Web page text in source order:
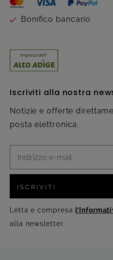
Bonifico bancario
Iscriviti alla nostra
Notizie e offerte
posta elettronica.
ISCRIVITI
Letta e compresa
alla newsletter.